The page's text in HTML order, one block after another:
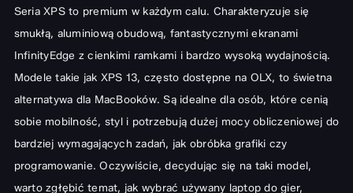
Seria XPS to premium w każdym calu. Charakteryzuje się
smukłą, aluminiową obudową, fantastycznymi ekranami
InfinityEdge z cienkimi ramkami i bardzo wysoką wydajnością.
Modele takie jak XPS 13, często dostępne na OLX, to świetna
alternatywa dla MacBooków. Są idealne dla osób, które cenią
sobie mobilność, styl i potrzebują dużej mocy obliczeniowej do
bardziej wymagających zadań, jak obróbka grafiki czy
programowanie. Oczywiście, decydując się na taki model,
warto zgłębić temat, jak wybrać używany laptop do gier,